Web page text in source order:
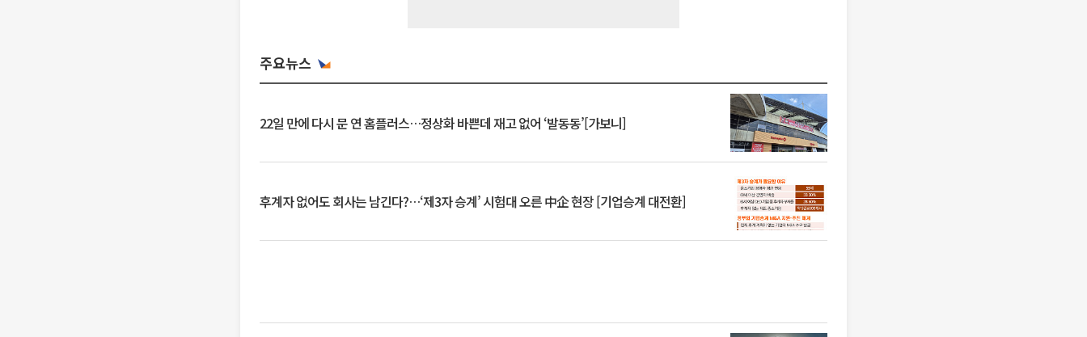
주요뉴스
22일 만에 다시 문 연 홈플러스…정상화 바쁜데 재고 없어 ‘발동동’[가보니]
후계자 없어도 회사는 남긴다?…‘제3자 승계’ 시험대 오른 中企 현장 [기업승계 대전환]